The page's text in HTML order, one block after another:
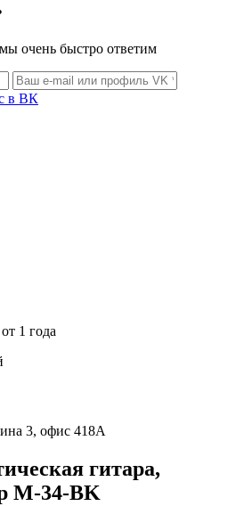
очень быстро ответим
в ВК
1 года
3, офис 418А
гитара,
M-34-BK